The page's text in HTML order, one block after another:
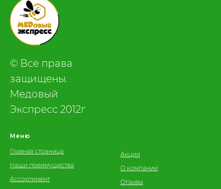
© Все права
защищены.
Медовый
Экспресс 2012г
Меню
Главная страница
Наши преимущества
Ассортимент
Акции
О компании
Отзывы